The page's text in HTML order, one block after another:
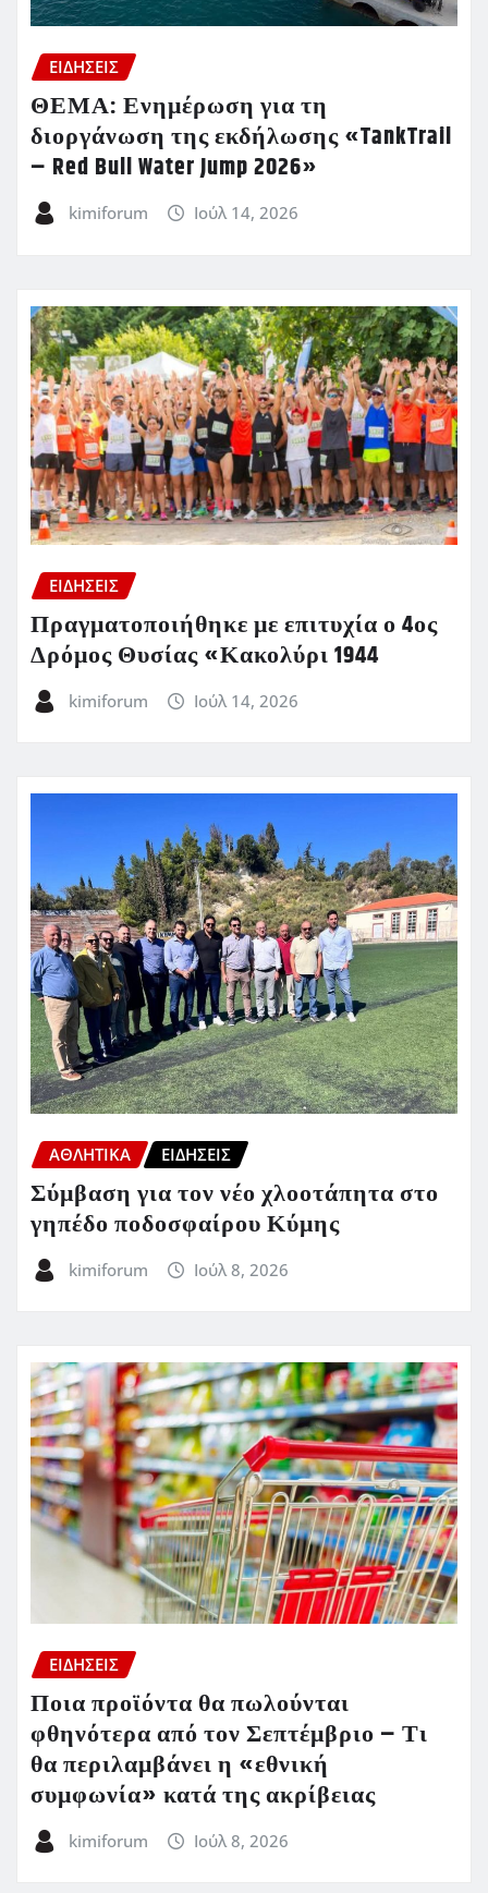
ΕΙΔΗΣΕΙΣ
ΘΕΜΑ: Ενημέρωση για τη
διοργάνωση της εκδήλωσης «TankTrail
– Red Bull Water Jump 2026»
kimiforum Ιούλ 14, 2026
ΕΙΔΗΣΕΙΣ
Πραγματοποιήθηκε με επιτυχία ο 4ος
Δρόμος Θυσίας «Κακολύρι 1944
kimiforum Ιούλ 14, 2026
ΑΘΛΗΤΙΚΑ ΕΙΔΗΣΕΙΣ
Σύμβαση για τον νέο χλοοτάπητα στο
γηπέδο ποδοσφαίρου Κύμης
kimiforum Ιούλ 8, 2026
ΕΙΔΗΣΕΙΣ
Ποια προϊόντα θα πωλούνται
φθηνότερα από τον Σεπτέμβριο – Τι
θα περιλαμβάνει η «εθνική
συμφωνία» κατά της ακρίβειας
kimiforum Ιούλ 8, 2026